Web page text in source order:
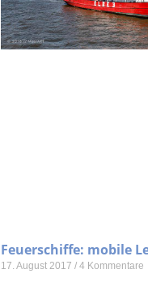
Feuerschiffe: mobile
17. August 2017 4 Kommentare